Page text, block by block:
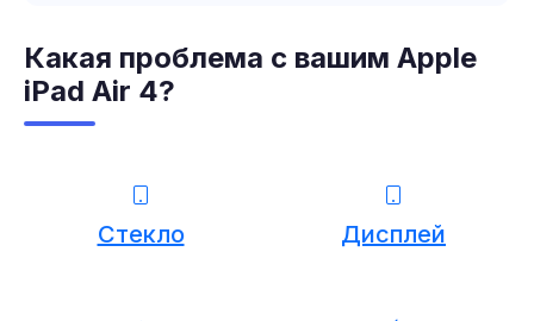
Какая проблема с вашим Apple
iPad Air 4?
Стекло Дисплей